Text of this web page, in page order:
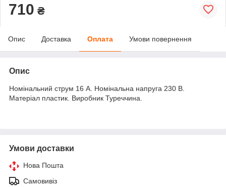
710 ₴
Опис Доставка Оплата Умови повернення
Опис
Номінальний струм 16 А. Номінальна напруга 230 В.
Матеріал пластик. Виробник Туреччина.
Умови доставки
Нова Пошта
Самовивіз